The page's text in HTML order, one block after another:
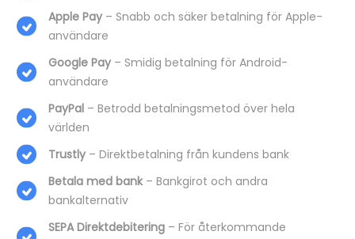
Apple Pay – Snabb och säker betalning för Apple-
användare
Google Pay – Smidig betalning för Android-
användare
PayPal – Betrodd betalningsmetod över hela
världen
Trustly – Direktbetalning från kundens bank
Betala med bank– Bankgirot och andra
bankalternativ
SEPA Direktdebitering – För återkommande